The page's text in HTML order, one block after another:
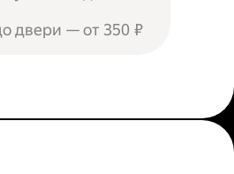
двери — от 350 ₽